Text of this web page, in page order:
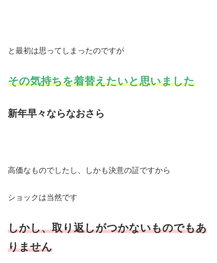
と最初は思ってしまったのですが
その気持ちを着替えたいと思いました
新年早々ならなおさら
高価なものでしたし、しかも決意の証ですから
ショックは当然です
しかし、取り返しがつかないものでもあ
りません